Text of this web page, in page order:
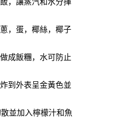
，讓蒸汽和水分揮
，蛋，椰絲，椰子
成飯糰，水可防止
到外表呈金黃色並
散並加入檸檬汁和魚